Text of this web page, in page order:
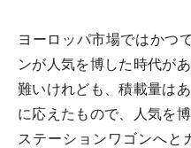
ヨーロッパ市場ではかつ
ンが人気を博した時代が
難いけれども、積載量は
に応えたもので、人気を
ステーションワゴンへと